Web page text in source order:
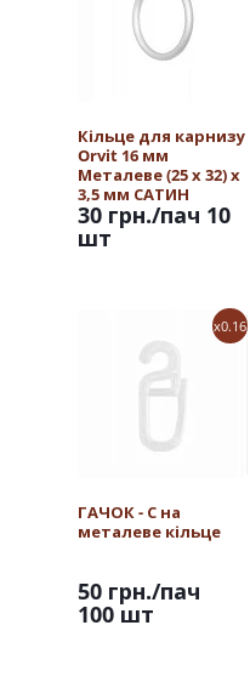
Кільце для карнизу
Orvit 16 мм
Металеве (25 х 32) х
3,5 мм САТИН
30 грн./пач 10
шт
x0.16
ГАЧОК - С на
металеве кільце
50 грн./пач
100 шт